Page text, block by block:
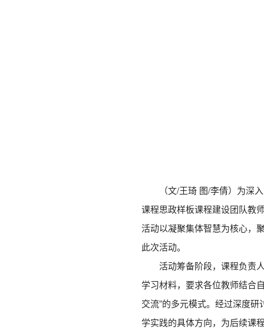
（文/王琦 图/李倩）为深
课程思政样板课程建设团队教
活动以凝聚集体智慧为核心，
此次活动。
活动筹备阶段，课程负责
学习材料，要求各位教师结合
交流”的多元模式。经过深度
学实践的具体方向，为后续课